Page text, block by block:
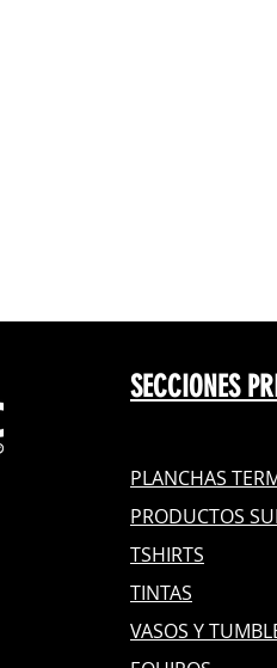
SECCIONES
PLANCHAS
PRODUCTOS
TSHIRTS
TINTAS
VASOS Y